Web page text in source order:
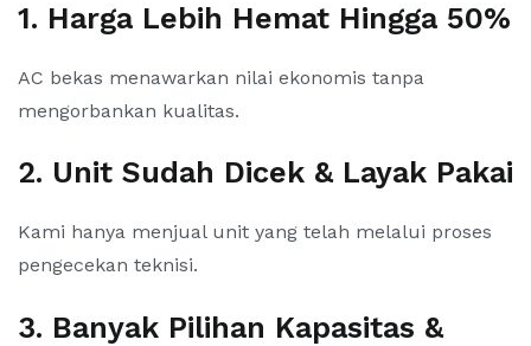
1. Harga Lebih Hemat Hingga 50%
AC bekas menawarkan nilai ekonomis tanpa
mengorbankan kualitas.
2. Unit Sudah Dicek & Layak Pakai
Kami hanya menjual unit yang telah melalui proses
pengecekan teknisi.
3. Banyak Pilihan Kapasitas &